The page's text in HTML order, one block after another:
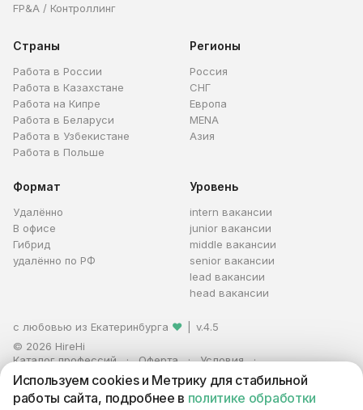
FP&A / Контроллинг
Страны
Работа в России
Работа в Казахстане
Работа на Кипре
Работа в Беларуси
Работа в Узбекистане
Работа в Польше
Регионы
Россия
СНГ
Европа
MENA
Азия
Формат
Удалённо
В офисе
Гибрид
удалённо по РФ
Уровень
intern вакансии
junior вакансии
middle вакансии
senior вакансии
lead вакансии
head вакансии
с любовью из Екатеринбурга ❤
v.4.5
© 2026 HireHi
Каталог профессий
Оферта
Условия
Персональные данные
Реклама
ИП Захаров Антон Алексеевич · ИНН 663005711880 · ОГРНИП
321665800059102
Используем cookies и Метрику для стабильной
работы сайта, подробнее в политике обработки